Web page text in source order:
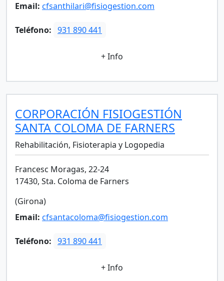
Email: cfsanthilari@fisiogestion.com
Teléfono: 931 890 441
+ Info
CORPORACIÓN FISIOGESTIÓN
SANTA COLOMA DE FARNERS
Rehabilitación, Fisioterapia y Logopedia
Francesc Moragas, 22-24
17430, Sta. Coloma de Farners
(Girona)
Email: cfsantacoloma@fisiogestion.com
Teléfono: 931 890 441
+ Info